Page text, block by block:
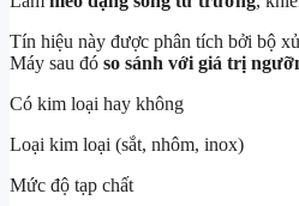
Tín hiệu này được phân tích bởi bộ
Máy sau đó so sánh với giá trị
Có kim loại hay không
Loại kim loại (sắt, nhôm, inox)
Mức độ tạp chất